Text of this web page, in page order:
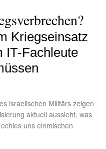
Kriegseinsatz
IT-Fachleute
israelischen Militärs zeigen
aktuell aussieht, was
uns einmischen